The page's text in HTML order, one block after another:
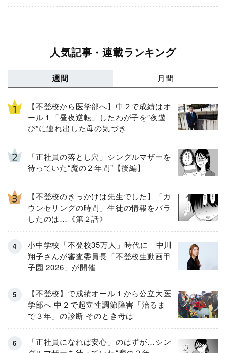
人気記事・連載ランキング
週間 月間
【不登校から医学部へ】中２で成績はオ
ール１「昼夜逆転」したわが子を”夜遊
び”に連れ出した母の気づき
「正社員の落とし穴」シングルマザーを
待っていた“魔の２年間”【後編】
【不登校のきっかけは先生でした】「カ
ウンセリングの時間」生徒の情報をバラ
したのは…《第２話》
小中学校「不登校35万人」時代に 中川
翔子さんが審査委員長「不登校生動画甲
子園 2026」が開催
【不登校】で成績オール１から公立大医
学部へ 中２で起立性調節障害「治るま
で３年」の診断 そのとき母は
「正社員になれば安心」のはずが…シン